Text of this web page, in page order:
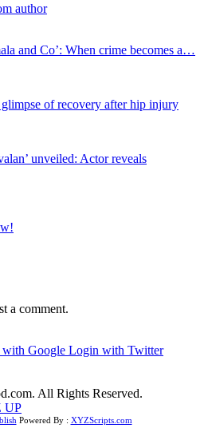
author
and Co’: When crime becomes a…
of recovery after hip injury
unveiled: Actor reveals
a comment.
Google Login with Twitter
All Rights Reserved.
UP
Powered By : XYZScripts.com